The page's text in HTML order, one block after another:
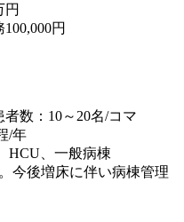
円
円
者数：10～20名/コマ
/年
HCU、一般病棟
今後増床に伴い病棟管理